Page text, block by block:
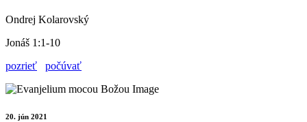
Ondrej Kolarovský
Jonáš 1:1-10
pozrieť
počúvať
20. jún 2021